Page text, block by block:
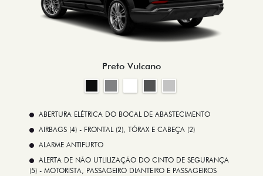
Preto Vulcano
ABERTURA ELÉTRICA DO BOCAL DE ABASTECIMENTO
AIRBAGS (4) - FRONTAL (2), TÓRAX E CABEÇA (2)
ALARME ANTIFURTO
ALERTA DE NÃO UTLILIZAÇÃO DO CINTO DE SEGURANÇA
(5) - MOTORISTA, PASSAGEIRO DIANTEIRO E PASSAGEIROS